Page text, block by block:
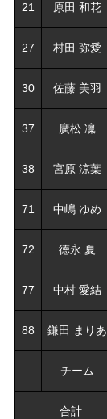
21 原田 和花
27 村田 弥愛
30 佐藤 美羽
37 廣松 凜
38 宮原 涼葉
71 中嶋 ゆめ
72 徳永 夏
77 中村 愛結
88 鎌田 まりあ
チーム
合計